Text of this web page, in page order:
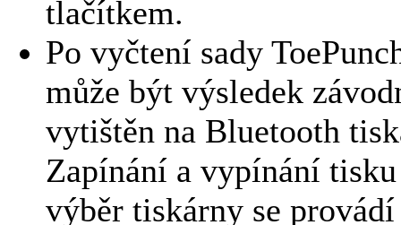
tlačítkem.
Po vyčtení sady
může být výsledek
vytištěn na Bluetooth
Zapínání a vypínání
výběr tiskárny se provádí